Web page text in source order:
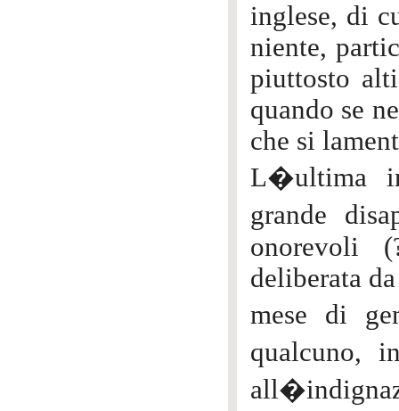
inglese, di
niente,
piuttosto
quando se
che si
L�ultima
grande
onorevoli
deliberata
mese di
qualcuno,